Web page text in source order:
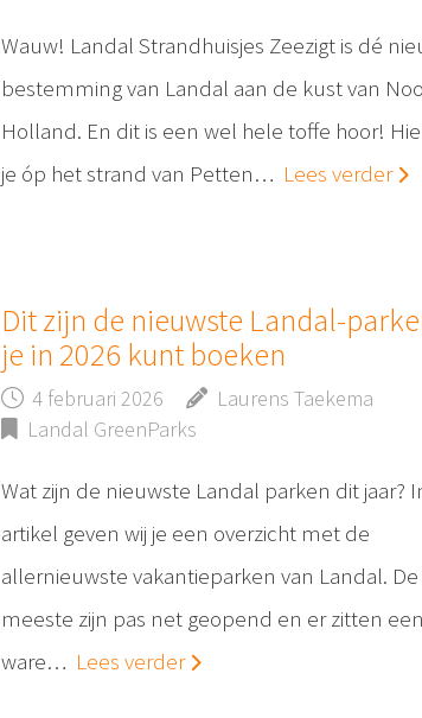
Wauw! Landal Strandhuisjes Zeezigt is dé
bestemming van Landal aan de kust van
Holland. En dit is een wel hele toffe hoor!
je óp het strand van Petten… Lees verder
Dit zijn de nieuwste Landal-
je in 2026 kunt boeken
4 februari 2026
Laurens Taekema
Landal GreenParks
Wat zijn de nieuwste Landal parken dit jaar?
artikel geven wij je een overzicht met de
allernieuwste vakantieparken van Landal. De
meeste zijn pas net geopend en er zitten
ware… Lees verder